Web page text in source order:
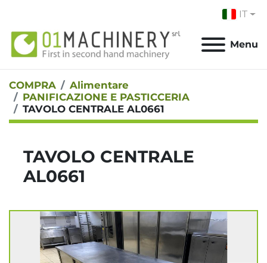
IT
Menu
COMPRA
Alimentare
PANIFICAZIONE E PASTICCERIA
TAVOLO CENTRALE AL0661
TAVOLO CENTRALE
AL0661